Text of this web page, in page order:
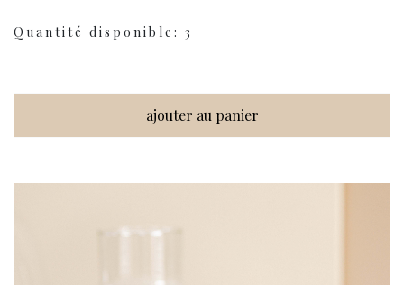
Quantité disponible: 3
ajouter au panier